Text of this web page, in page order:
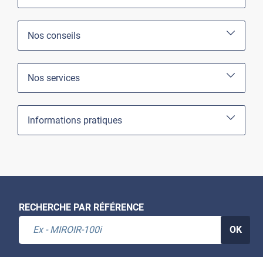
Nos conseils
Nos services
Informations pratiques
RECHERCHE PAR RÉFÉRENCE
OK